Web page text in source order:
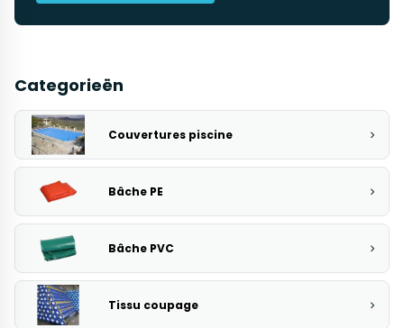
Categorieën
Couvertures piscine
Bâche PE
Bâche PVC
Tissu coupage